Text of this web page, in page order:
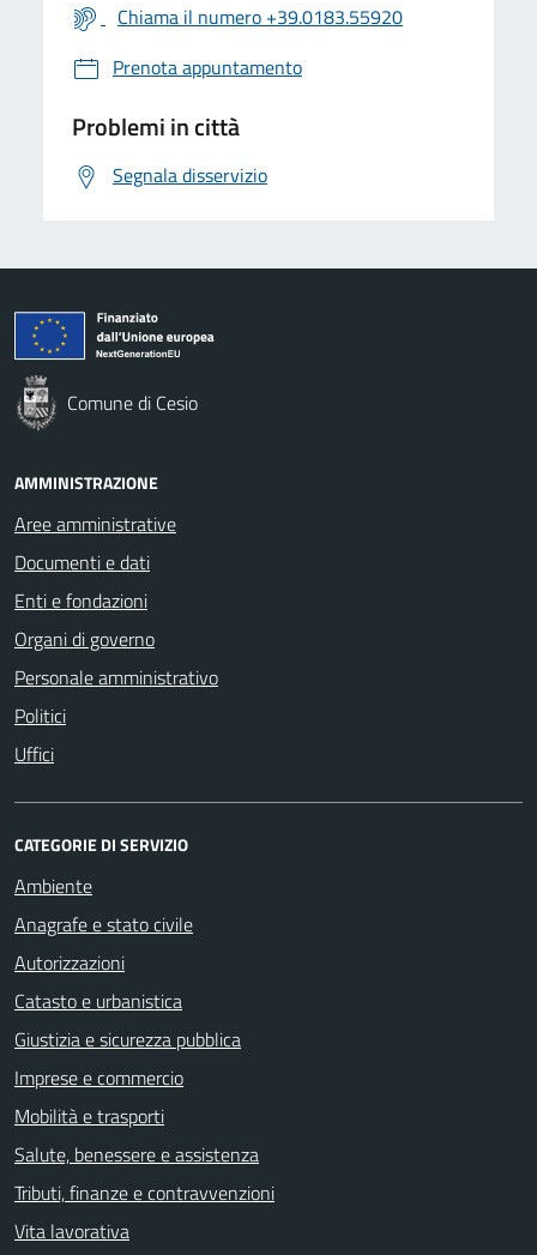
Chiama il numero +39.0183.55920
Prenota appuntamento
Problemi in città
Segnala disservizio
Comune di Cesio
AMMINISTRAZIONE
Aree amministrative
Documenti e dati
Enti e fondazioni
Organi di governo
Personale amministrativo
Politici
Uffici
CATEGORIE DI SERVIZIO
Ambiente
Anagrafe e stato civile
Autorizzazioni
Catasto e urbanistica
Giustizia e sicurezza pubblica
Imprese e commercio
Mobilità e trasporti
Salute, benessere e assistenza
Tributi, finanze e contravvenzioni
Vita lavorativa